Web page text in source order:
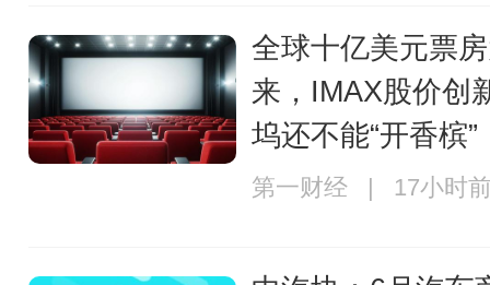
全球十亿美元票
来，IMAX股价创
坞还不能“开香槟”
第一财经 | 17小时